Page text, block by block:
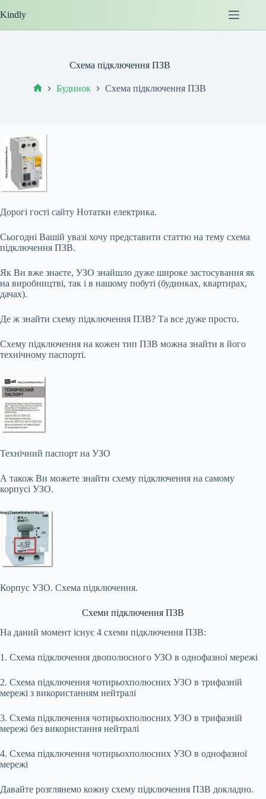
до
Kindly
Схема підключення ПЗВ
Будинок Схема підключення ПЗВ
Дорогі гості сайту Нотатки електрика.
Сьогодні Вашій увазі хочу представити статтю на тему схема
підключення ПЗВ.
Як Ви вже знаєте, УЗО знайшло дуже широке застосування як
на виробництві, так і в нашому побуті (будинках, квартирах,
дачах).
Де ж знайти схему підключення ПЗВ? Та все дуже просто.
Схему підключення на кожен тип ПЗВ можна знайти в його
технічному паспорті.
Технічний паспорт на УЗО
А також Ви можете знайти схему підключення на самому
корпусі УЗО.
Корпус УЗО. Схема підключення.
Схеми підключення ПЗВ
На даний момент існує 4 схеми підключення ПЗВ:
1. Схема підключення двополюсного УЗО в однофазної мережі
2. Схема підключення чотирьохполюсних УЗО в трифазній
мережі з використанням нейтралі
3. Схема підключення чотирьохполюсних УЗО в трифазній
мережі без використання нейтралі
4. Схема підключення чотирьохполюсних УЗО в однофазної
мережі
Давайте розглянемо кожну схему підключення ПЗВ докладно.